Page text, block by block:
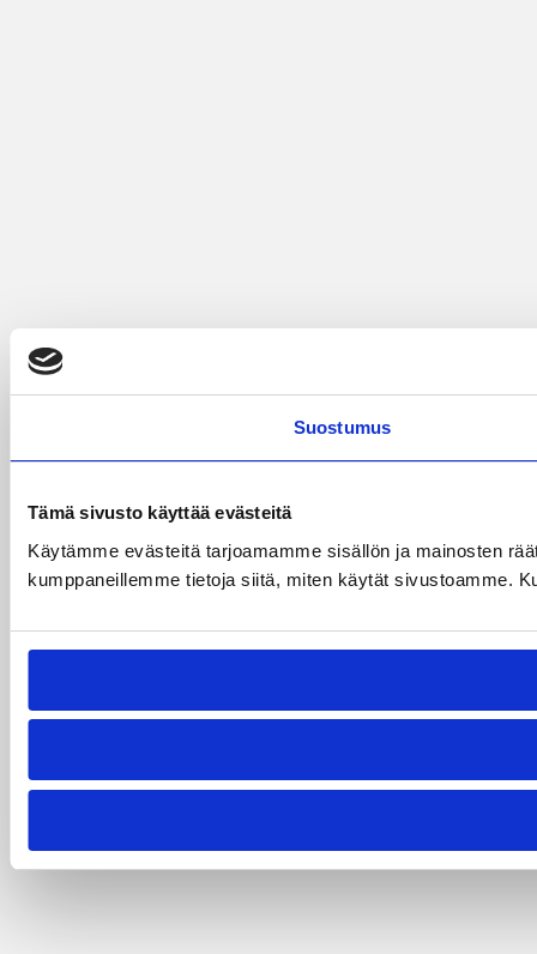
Suostumus
Tämä sivusto käyttää evästeitä
Käytämme evästeitä tarjoamamme sisällön ja mainosten
kumppaneillemme tietoja siitä, miten käytät sivustoamme.